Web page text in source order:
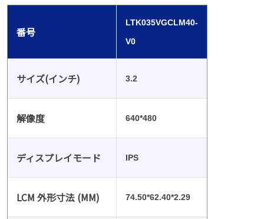
番号
LTK035VGCLM40-
V0
サイズ(インチ) 3.2
解像度 640*480
ディスプレイモード IPS
LCM 外形寸法 (MM) 74.50*62.40*2.29